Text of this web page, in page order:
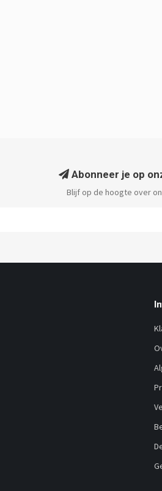
Abonneer je op
Blijf op de hoogte over